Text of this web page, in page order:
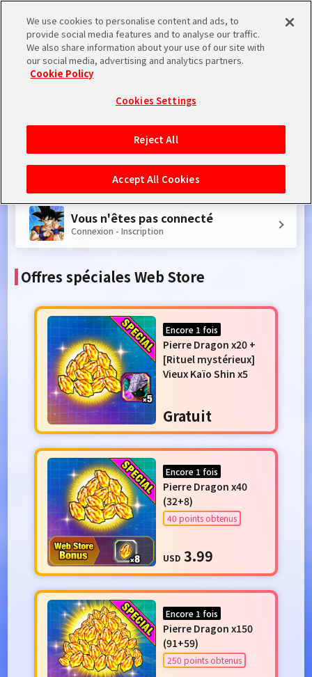
Langue
Introduction Boutique Points Code promotionnel
Vous n'êtes pas connecté
Connexion - Inscription
Offres spéciales Web Store
Encore 1 fois
Pierre Dragon x20 +
[Rituel mystérieux]
Vieux Kaïo Shin x5
Gratuit
Encore 1 fois
Pierre Dragon x40
(32+8)
40 points obtenus
USD 3.99
Encore 1 fois
Pierre Dragon x150
(91+59)
250 points obtenus
We use cookies to personalise content and ads, to
provide social media features and to analyse our traffic.
We also share information about your use of our site with
our social media, advertising and analytics partners.
Cookie Policy
Cookies Settings
Reject All
Accept All Cookies